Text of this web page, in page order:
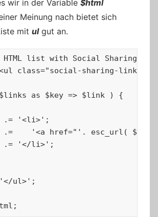
wir in der Variable $html
Meinung nach bietet sich
mit ulgut an.
list with Social Sharing
class="social-sharing-
as $key => $link ) {
.= '<li>';
) . '</a>';
.= '</li>';
ul>';